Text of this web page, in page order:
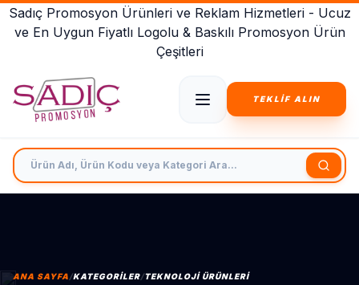
Sadıç Promosyon Ürünleri ve Reklam Hizmetleri - Ucuz
ve En Uygun Fiyatlı Logolu & Baskılı Promosyon Ürün
Çeşitleri
TEKLİF ALIN
Ürün Adı, Ürün Kodu veya Kategori Ara
ANA SAYFA/KATEGORILER/TEKNOLOJI ÜRÜNLERI